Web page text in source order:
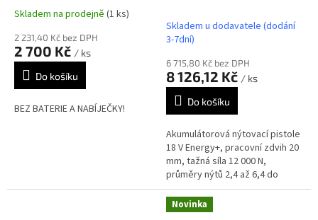
Průměrné
produktu
je
5,0
hvězdiček.
Skladem na prodejně (1 ks)
2 231,40 Kč bez DPH
2 700 Kč / ks
Do košíku
BEZ BATERIE A NABÍJEČKY!
Skladem u dodavatele (dodání
3-7dní)
6 715,80 Kč bez DPH
8 126,12 Kč / ks
Do košíku
Akumulátorová nýtovací pistole
18 V Energy+, pracovní zdvih 20
mm, tažná síla 12 000 N,
průměry nýtů 2,4 až 6,4 do
hliníku, zásobník na tárovací
materiál, bezkartáčový motor,...
Novinka